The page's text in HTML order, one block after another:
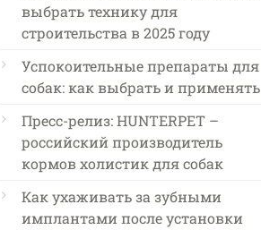
выбрать технику для
строительства в 2025 году
Успокоительные препараты для
собак: как выбрать и применять
Пресс-релиз: HUNTERPET –
российский производитель
кормов холистик для собак
Как ухаживать за зубными
имплантами после установки